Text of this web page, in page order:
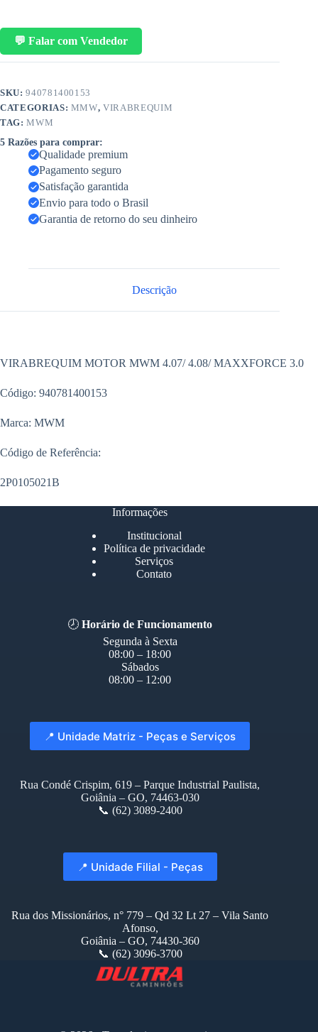
💬 Falar com Vendedor
SKU:940781400153
CATEGORIAS: MMW,VIRABREQUIM
TAG:MWM
5 Razões para comprar:
Qualidade premium
Pagamento seguro
Satisfação garantida
Envio para todo o Brasil
Garantia de retorno do seu dinheiro
Descrição
VIRABREQUIM MOTOR MWM 4.07/ 4.08/ MAXXFORCE 3.0
Código: 940781400153
Marca: MWM
Código de Referência:
2P0105021B
Informações
Institucional
Política de privacidade
Serviços
Contato
🕗Horário de Funcionamento
Segunda à Sexta
08:00 – 18:00
Sábados
08:00 – 12:00
📍 Unidade Matriz - Peças e Serviços
Rua Condé Crispim, 619 – Parque Industrial Paulista,
Goiânia – GO, 74463-030
📞 (62) 3089-2400
📍 Unidade Filial - Peças
Rua dos Missionários, n° 779 – Qd 32 Lt 27 – Vila Santo
Afonso,
Goiânia – GO, 74430-360
📞 (62) 3096-3700